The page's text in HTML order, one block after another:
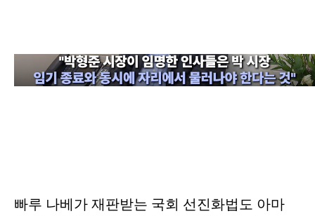
빠루 나베가 재판받는 국회 선진화법도 아마